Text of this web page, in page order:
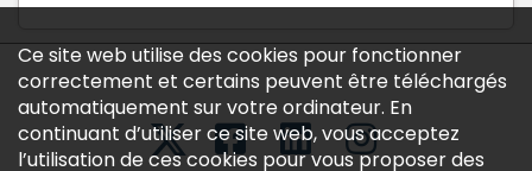
Ce site web utilise des cookies pour fonctionner
correctement et certains peuvent être téléchargés
automatiquement sur votre ordinateur. En
continuant d’utiliser ce site web, vous acceptez
l’utilisation de ces cookies pour vous proposer des